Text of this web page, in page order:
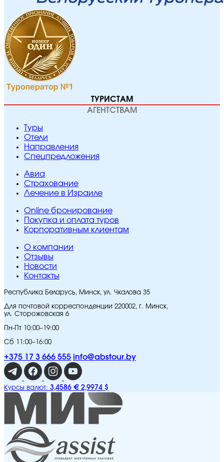
ТУРИСТАМ
АГЕНТСТВАМ
Туры
Отели
Направления
Спецпредложения
Авиа
Страхование
Лечение в Израиле
Online бронирование
Покупка и оплата туров
Корпоративным клиентам
O компании
Отзывы
Новости
Контакты
Республика Беларусь, Минск, ул. Чкалова 35
Для почтовой корреспонденции 220002, г. Минск,
ул. Сторожовская 6
Пн-Пт 10:00–19:00
Сб 11:00–16:00
+375 17 3 666 555 info@abstour.by
Курсы валют: 3,4586 € 2,9974 $